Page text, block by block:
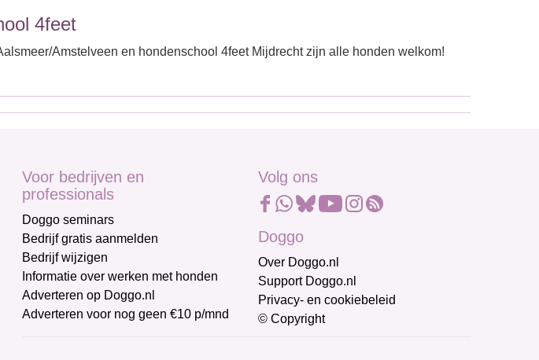
4feet
Amstelveen en hondenschool 4feet Mijdrecht zijn alle honden welkom!
Voor bedrijven en
professionals
Doggo seminars
Bedrijf gratis aanmelden
Bedrijf wijzigen
Informatie over werken met honden
Adverteren op Doggo.nl
Adverteren voor nog geen €10 p/mnd
Volg ons
Doggo
Over Doggo.nl
Support Doggo.nl
Privacy- en cookiebeleid
© Copyright